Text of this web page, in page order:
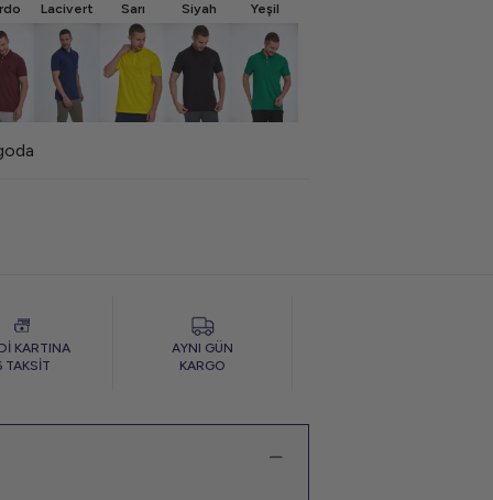
Lacivert Sarı Siyah Yeşil
KARTINA
TAKSİT
AYNI GÜN
KARGO